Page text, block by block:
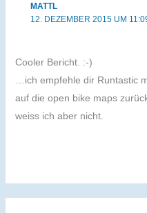
MATTL
12. DEZEMBER 2015 UM
Cooler Bericht. :-)
…ich empfehle dir Runtastic
auf die open bike maps
weiss ich aber nicht.